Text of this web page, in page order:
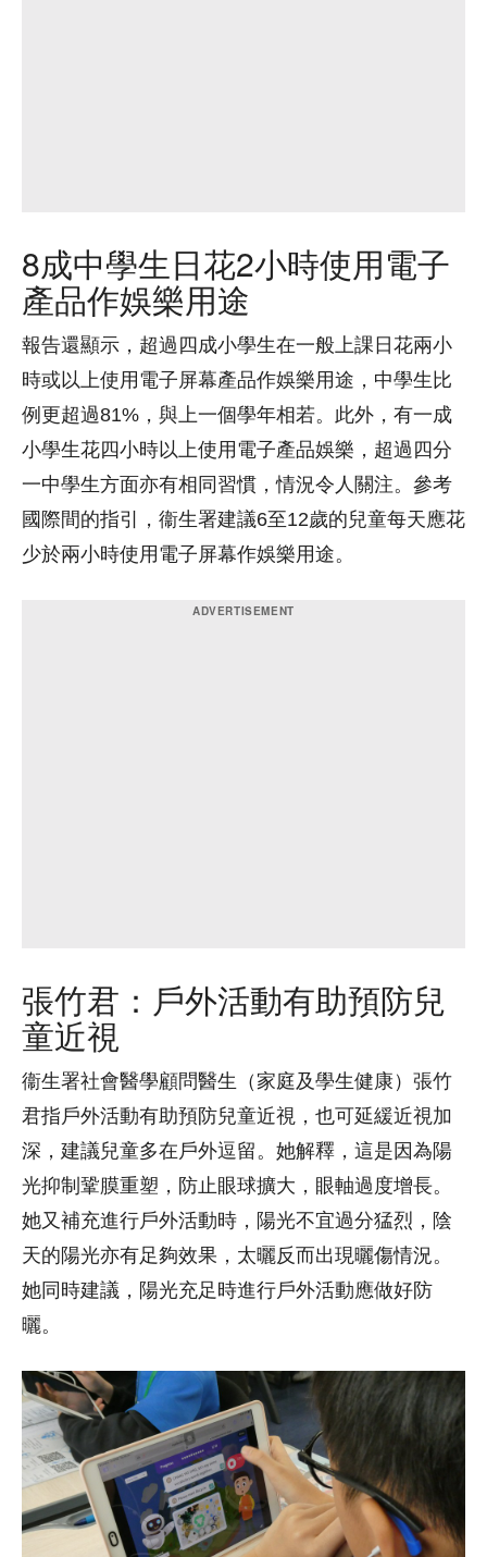
8成中學生日花2小時使用電子
產品作娛樂用途
報告還顯示，超過四成小學生在一般上課日花兩小
時或以上使用電子屏幕產品作娛樂用途，中學生比
例更超過81%，與上一個學年相若。此外，有一成
小學生花四小時以上使用電子產品娛樂，超過四分
一中學生方面亦有相同習慣，情況令人關注。參考
國際間的指引，衞生署建議6至12歲的兒童每天應花
少於兩小時使用電子屏幕作娛樂用途。
張竹君：戶外活動有助預防兒
童近視
衞生署社會醫學顧問醫生（家庭及學生健康）張竹
君指戶外活動有助預防兒童近視，也可延緩近視加
深，建議兒童多在戶外逗留。她解釋，這是因為陽
光抑制鞏膜重塑，防止眼球擴大，眼軸過度增長。
她又補充進行戶外活動時，陽光不宜過分猛烈，陰
天的陽光亦有足夠效果，太曬反而出現曬傷情況。
她同時建議，陽光充足時進行戶外活動應做好防
曬。